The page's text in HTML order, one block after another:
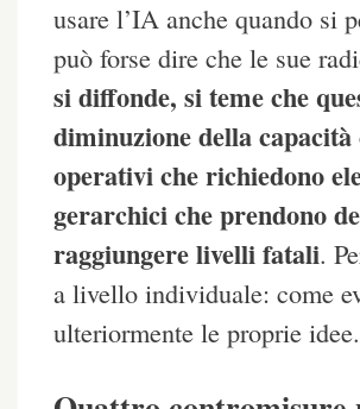
usare l’IA anche quando si
può forse dire che le sue
si diffonde, si teme che
diminuzione della
operativi che richiedono
gerarchici che prendono
raggiungere livelli fatali.
a livello individuale: come
ulteriormente le proprie idee.